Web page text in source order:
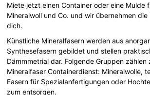
Miete jetzt einen Container oder eine Mulde
Mineralwoll und Co. und wir übernehmen
dich.
Künstliche Mineralfasern werden aus
Synthesefasern gebildet und stellen
Dämmmetrial dar. Folgende Gruppen zählen
Mineralfaser Containerdienst: Mineralwolle,
Fasern für Spezialanfertigungen oder
zum entsorgen.